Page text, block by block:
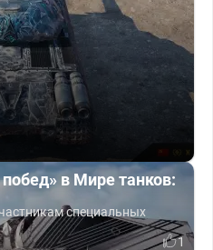
в Мире танков:
специальных
1